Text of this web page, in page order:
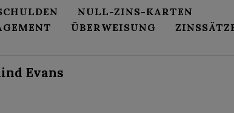
NULL-ZINS-KARTEN
ÜBERWEISUNG
Evans